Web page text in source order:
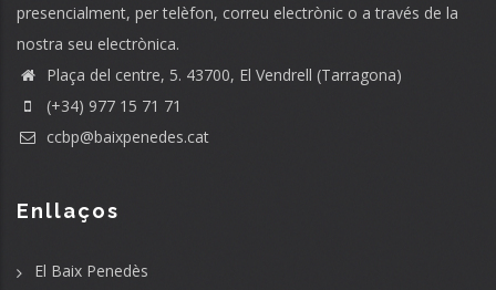
presencialment, per telèfon, correu electrònic o a través de la
nostra seu electrònica.
Plaça del centre, 5. 43700, El Vendrell (Tarragona)
(+34) 977 15 71 71
ccbp@baixpenedes.cat
Enllaços
El Baix Penedès